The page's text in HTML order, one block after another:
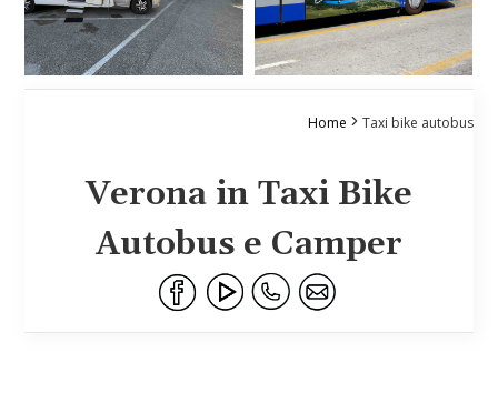
Home Taxi bike autobus
Verona in Taxi Bike
Autobus e Camper